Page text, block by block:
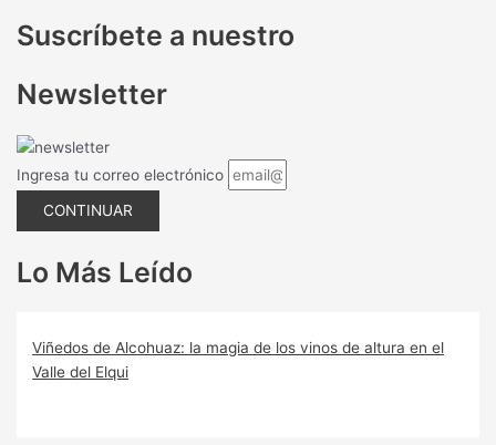
Suscríbete a nuestro
Newsletter
Ingresa tu correo electrónico
CONTINUAR
Lo Más Leído
Viñedos de Alcohuaz: la magia de los vinos de altura en el
Valle del Elqui